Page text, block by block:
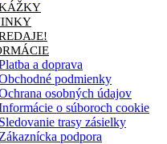
a doprava
podmienky
osobných údajov
o súboroch cookie
Sledovanie trasy zásielky
Zákaznícka podpora